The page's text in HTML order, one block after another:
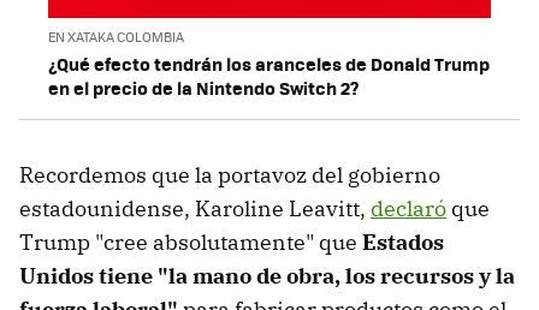
EN XATAKA COLOMBIA
¿Qué efecto tendrán los aranceles de Donald Trump
en el precio de la Nintendo Switch 2?
Recordemos que la portavoz del gobierno
estadounidense, Karoline Leavitt, declaró que
Trump "cree absolutamente" que Estados
Unidos tiene "la mano de obra, los recursos y la